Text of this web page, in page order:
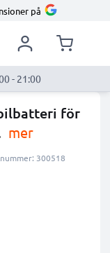
på
- 21:00
för
mer
300518